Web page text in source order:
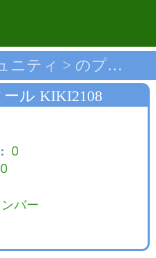
ZooValleyコミュニティ > のプロフィール Kiki2108 > メインページ
ル KIKI2108
0
0
ンバー